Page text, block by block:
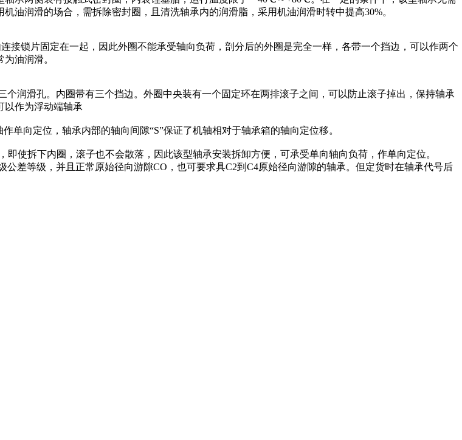
油润滑的场合，需拆除密封圈，且清洗轴承内的润滑脂，采用机油润滑时转中提高30%。
接锁片固定在一起，因此外圈不能承受轴向负荷，剖分后的外圈是完全一样，各带一个挡边，可以作两个
油润滑。
润滑孔。内圈带有三个挡边。外圈中央装有一个固定环在两排滚子之间，可以防止滚子掉出，保持轴承
以作为浮动端轴承
单向定位，轴承内部的轴向间隙“S”保证了机轴相对于轴承箱的轴向定位移。
使拆下内圈，滚子也不会散落，因此该型轴承安装拆卸方便，可承受单向轴向负荷，作单向定位。
公差等级，并且正常原始径向游隙CO，也可要求具C2到C4原始径向游隙的轴承。但定货时在轴承代号后